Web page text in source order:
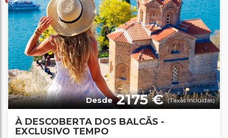
Desde2175 €(Taxas Incluídas)
À DESCOBERTA DOS BALCÃS -
EXCLUSIVO TEMPO